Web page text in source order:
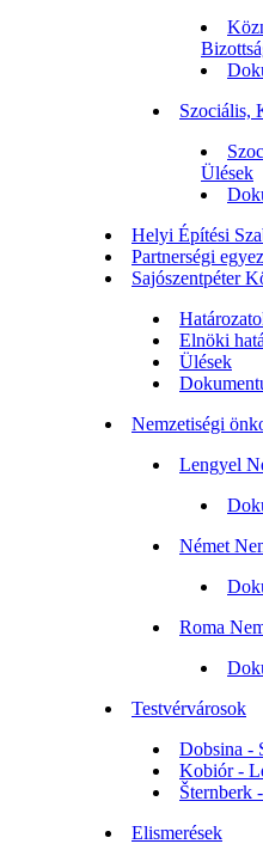
Szociális,
Ülések
Helyi Építési
Partnerségi
Sajószentpéter
Elnöki
Ülések
Nemzetiségi
Lengyel
Német
Roma
Testvérvárosok
Dobsina -
Kobiór -
Šternberk
Elismerések